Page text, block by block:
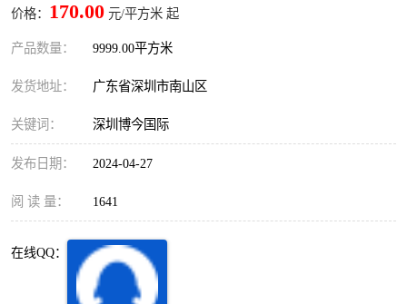
价格： 170.00 元/平方米 起
产品数量： 9999.00平方米
发货地址： 广东省深圳市南山区
关键词： 深圳博今国际
发布日期： 2024-04-27
阅 读 量： 1641
在线QQ：
车公庙
中心区
南山区
深圳超级总部基地 后海